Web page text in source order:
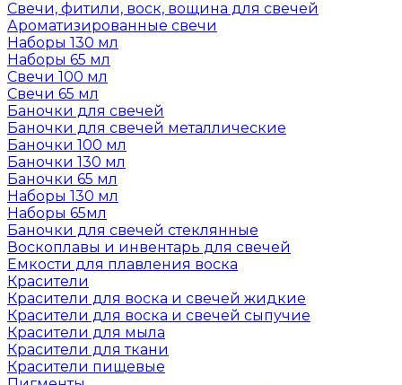
Свечи, фитили, воск, вощина для свечей
Ароматизированные свечи
Наборы 130 мл
Наборы 65 мл
Свечи 100 мл
Свечи 65 мл
Баночки для свечей
Баночки для свечей металлические
Баночки 100 мл
Баночки 130 мл
Баночки 65 мл
Наборы 130 мл
Наборы 65мл
Баночки для свечей стеклянные
Воскоплавы и инвентарь для свечей
Емкости для плавления воска
Красители
Красители для воска и свечей жидкие
Красители для воска и свечей сыпучие
Красители для мыла
Красители для ткани
Красители пищевые